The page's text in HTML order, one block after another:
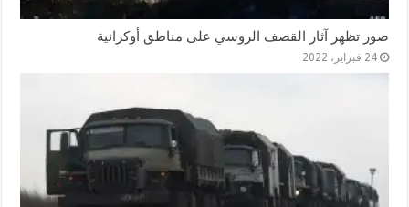
صور تظهر آثار القصف الروسي على مناطق أوكرانية
24 فبراير، 2022